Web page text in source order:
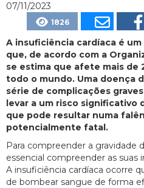
07/11/2023
1826
A insuficiência cardíaca é
que, de acordo com a
se estima que afete mais de
todo o mundo. Uma doença
série de complicações
levar a um risco significativo
que pode resultar numa
potencialmente fatal.
Para compreender a gravidade
essencial compreender as suas
A insuficiência cardíaca ocorre
de bombear sangue de forma